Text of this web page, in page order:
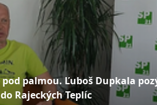
pod palmou. Ľuboš Dupkala
Rajeckých Teplíc